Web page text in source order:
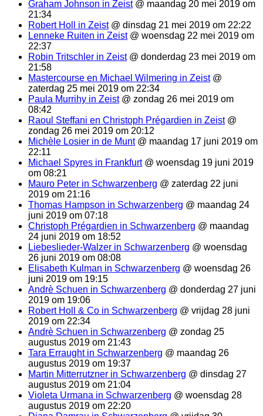
Graham Johnson in Zeist@ maandag 20 mei 2019 om
21:34
Robert Holl in Zeist@ dinsdag 21 mei 2019 om 22:22
Lenneke Ruiten in Zeist@ woensdag 22 mei 2019 om
22:37
Robin Tritschler in Zeist@ donderdag 23 mei 2019 om
21:58
Mastercourse en Michael Wilmering in Zeist@
zaterdag 25 mei 2019 om 22:34
Paula Murrihy in Zeist@ zondag 26 mei 2019 om
08:42
Raoul Steffani en Christoph Prégardien in Zeist@
zondag 26 mei 2019 om 20:12
Michèle Losier in de Munt@ maandag 17 juni 2019 om
22:11
Michael Spyres in Frankfurt@ woensdag 19 juni 2019
om 08:21
Mauro Peter in Schwarzenberg @ zaterdag 22 juni
2019 om 21:16
Thomas Hampson in Schwarzenberg @ maandag 24
juni 2019 om 07:18
Christoph Prégardien in Schwarzenberg @ maandag
24 juni 2019 om 18:52
Liebeslieder-Walzer in Schwarzenberg @ woensdag
26 juni 2019 om 08:08
Elisabeth Kulman in Schwarzenberg @ woensdag 26
juni 2019 om 19:15
Andrè Schuen in Schwarzenberg @ donderdag 27 juni
2019 om 19:06
Robert Holl & Co in Schwarzenberg @ vrijdag 28 juni
2019 om 22:34
Andrè Schuen in Schwarzenberg @ zondag 25
augustus 2019 om 21:43
Tara Erraught in Schwarzenberg @ maandag 26
augustus 2019 om 19:37
Martin Mitterrutzner in Schwarzenberg @ dinsdag 27
augustus 2019 om 21:04
Violeta Urmana in Schwarzenberg @ woensdag 28
augustus 2019 om 22:20